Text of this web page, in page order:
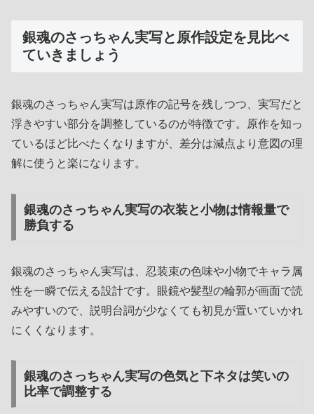
銀魂のさっちゃん実写と原作設定を見比べ
ていきましょう
銀魂のさっちゃん実写は原作の記号を残しつつ、実写だと
浮きやすい部分を調整しているのが特徴です。原作を知っ
ているほど比べたくなりますが、差分は減点より意図の理
解に使うと楽になります。
銀魂のさっちゃん実写の衣装と小物は情報量で
勝負する
銀魂のさっちゃん実写は、忍装束の色味や小物でキャラ属
性を一瞬で伝える設計です。眼鏡や髪型の輪郭が画面で読
みやすいので、説明台詞が少なくても初見が置いていかれ
にくくなります。
銀魂のさっちゃん実写の色気と下ネタは笑いの
比率で調整する